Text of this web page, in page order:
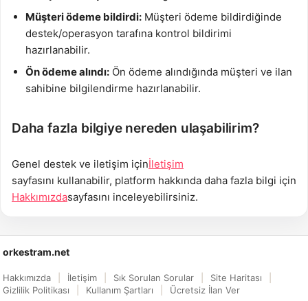
Müşteri ödeme bildirdi: Müşteri ödeme bildirdiğinde
destek/operasyon tarafına kontrol bildirimi
hazırlanabilir.
Ön ödeme alındı: Ön ödeme alındığında müşteri ve ilan
sahibine bilgilendirme hazırlanabilir.
Daha fazla bilgiye nereden ulaşabilirim?
Genel destek ve iletişim içinİletişim
sayfasını kullanabilir, platform hakkında daha fazla bilgi için
Hakkımızdasayfasını inceleyebilirsiniz.
orkestram.net
Hakkımızda İletişim Sık Sorulan Sorular
Site Haritası
Gizlilik Politikası
Kullanım Şartları Ücretsiz İlan Ver